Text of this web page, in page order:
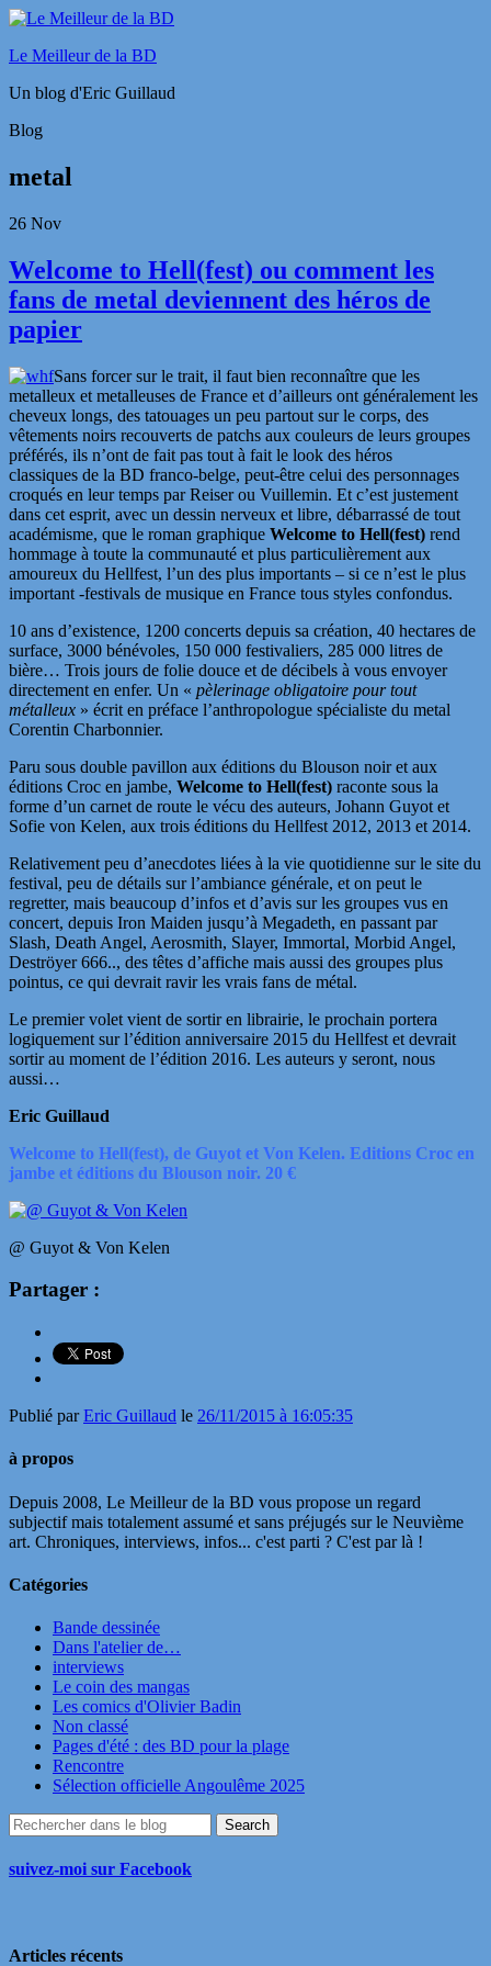
Le Meilleur de la BD
Un blog d'Eric Guillaud
Blog
metal
26 Nov
Welcome to Hell(fest) ou comment les
fans de metal deviennent des héros de
papier
Sans forcer sur le trait, il faut bien reconnaître que les
metalleux et metalleuses de France et d’ailleurs ont généralement les
cheveux longs, des tatouages un peu partout sur le corps, des
vêtements noirs recouverts de patchs aux couleurs de leurs groupes
préférés, ils n’ont de fait pas tout à fait le look des héros
classiques de la BD franco-belge, peut-être celui des personnages
croqués en leur temps par Reiser ou Vuillemin. Et c’est justement
dans cet esprit, avec un dessin nerveux et libre, débarrassé de tout
académisme, que le roman graphique Welcome to Hell(fest) rend
hommage à toute la communauté et plus particulièrement aux
amoureux du Hellfest, l’un des plus importants – si ce n’est le plus
important -festivals de musique en France tous styles confondus.
10 ans d’existence, 1200 concerts depuis sa création, 40 hectares de
surface, 3000 bénévoles, 150 000 festivaliers, 285 000 litres de
bière… Trois jours de folie douce et de décibels à vous envoyer
directement en enfer. Un « pèlerinage obligatoire pour tout
métalleux » écrit en préface l’anthropologue spécialiste du metal
Corentin Charbonnier.
Paru sous double pavillon aux éditions du Blouson noir et aux
éditions Croc en jambe, Welcome to Hell(fest) raconte sous la
forme d’un carnet de route le vécu des auteurs, Johann Guyot et
Sofie von Kelen, aux trois éditions du Hellfest 2012, 2013 et 2014.
Relativement peu d’anecdotes liées à la vie quotidienne sur le site du
festival, peu de détails sur l’ambiance générale, et on peut le
regretter, mais beaucoup d’infos et d’avis sur les groupes vus en
concert, depuis Iron Maiden jusqu’à Megadeth, en passant par
Slash, Death Angel, Aerosmith, Slayer, Immortal, Morbid Angel,
Deströyer 666.., des têtes d’affiche mais aussi des groupes plus
pointus, ce qui devrait ravir les vrais fans de métal.
Le premier volet vient de sortir en librairie, le prochain portera
logiquement sur l’édition anniversaire 2015 du Hellfest et devrait
sortir au moment de l’édition 2016. Les auteurs y seront, nous
aussi…
Eric Guillaud
Welcome to Hell(fest), de Guyot et Von Kelen. Editions Croc en
jambe et éditions du Blouson noir. 20 €
@ Guyot & Von Kelen
Partager :
Publié parEric Guillaud le 26/11/2015 à 16:05:35
à propos
Depuis 2008, Le Meilleur de la BD vous propose un regard
subjectif mais totalement assumé et sans préjugés sur le Neuvième
art. Chroniques, interviews, infos... c'est parti ? C'est par là !
Catégories
Bande dessinée
Dans l'atelier de…
interviews
Le coin des mangas
Les comics d'Olivier Badin
Non classé
Pages d'été : des BD pour la plage
Rencontre
Sélection officielle Angoulême 2025
suivez-moi sur Facebook
Articles récents